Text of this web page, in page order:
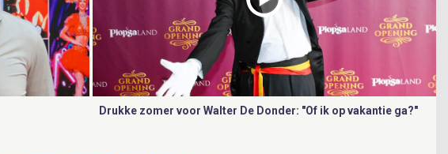
Drukke zomer voor Walter De Donder: "Of ik op vakantie ga?"